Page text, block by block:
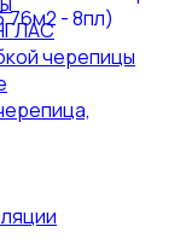
черепицы